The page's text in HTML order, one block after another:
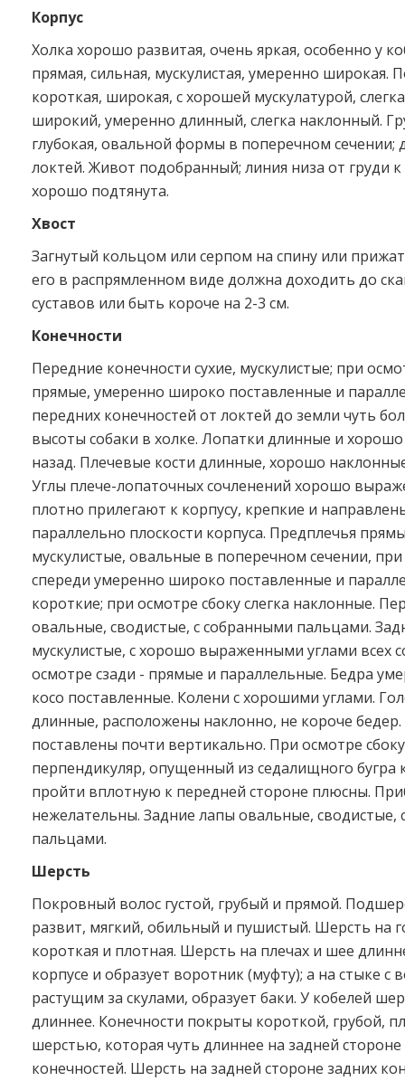
Корпус
Холка хорошо развитая, очень яркая, особенно у
прямая, сильная, мускулистая, умеренно широкая.
короткая, широкая, с хорошей мускулатурой,
широкий, умеренно длинный, слегка наклонный.
глубокая, овальной формы в поперечном сечении;
локтей. Живот подобранный; линия низа от груди
хорошо подтянута.
Хвост
Загнутый кольцом или серпом на спину или
его в распрямленном виде должна доходить до
суставов или быть короче на 2-3 см.
Конечности
Передние конечности сухие, мускулистые; при
прямые, умеренно широко поставленные и
передних конечностей от локтей до земли чуть
высоты собаки в холке. Лопатки длинные и
назад. Плечевые кости длинные, хорошо
Углы плече-лопаточных сочленений хорошо
плотно прилегают к корпусу, крепкие и
параллельно плоскости корпуса. Предплечья
мускулистые, овальные в поперечном сечении,
спереди умеренно широко поставленные и
короткие; при осмотре сбоку слегка наклонные.
овальные, сводистые, с собранными пальцами.
мускулистые, с хорошо выраженными углами всех
осмотре сзади - прямые и параллельные. Бедра
косо поставленные. Колени с хорошими углами.
длинные, расположены наклонно, не короче
поставлены почти вертикально. При осмотре сбоку
перпендикуляр, опущенный из седалищного бугра
пройти вплотную к передней стороне плюсны.
нежелательны. Задние лапы овальные, сводистые,
пальцами.
Шерсть
Покровный волос густой, грубый и прямой.
развит, мягкий, обильный и пушистый. Шерсть на
короткая и плотная. Шерсть на плечах и шее
корпусе и образует воротник (муфту); а на стыке с
растущим за скулами, образует баки. У кобелей
длиннее. Конечности покрыты короткой, грубой,
шерстью, которая чуть длиннее на задней
конечностей. Шерсть на задней стороне задних